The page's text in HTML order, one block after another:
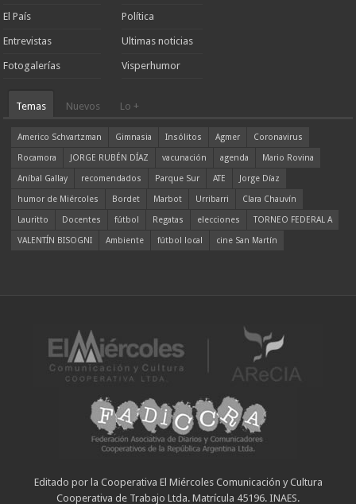
El País
Entrevistas
Fotogalerías
Política
Ultimas noticias
Visperhumor
Temas Nuevos Lo +
Americo Schvartzman Gimnasia Insólitos Agmer
Coronavirus
Rocamora
JORGE RUBÉN DÍAZ vacunación agenda
Mario Rovina
Aníbal Gallay
recomendados Parque Sur ATE
Jorge Díaz
humor de Miércoles
Bordet Marbot Urribarri
Clara Chauvín
Lauritto
Docentes fútbol Regatas elecciones
TORNEO FEDERAL A
VALENTÍN BISOGNI
Ambiente fútbol local cine San Martín
Editado por la Cooperativa El Miércoles Comunicación y Cultura
Cooperativa de Trabajo Ltda. Matrícula 45196. INAES.